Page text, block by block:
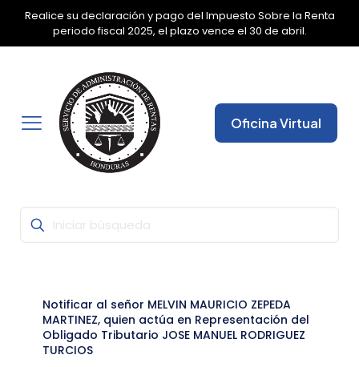
Realice su declaración y pago del Impuesto Sobre la Renta
periodo fiscal 2025, el plazo vence el 30 de abril.
✕
Oficina Virtual
Notificar al señor MELVIN MAURICIO ZEPEDA
MARTINEZ, quien actúa en Representación del
Obligado Tributario JOSE MANUEL RODRIGUEZ
TURCIOS